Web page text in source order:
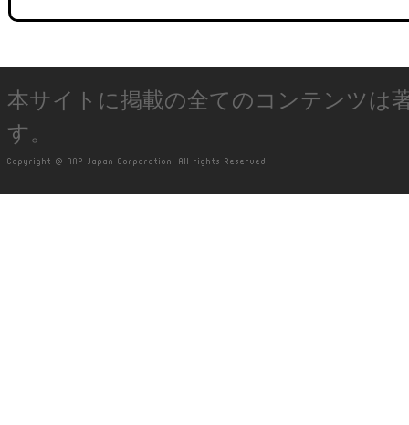
本サイトに掲載の全てのコンテンツは
す。